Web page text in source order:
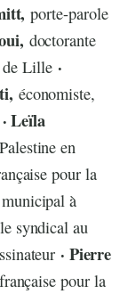
porte-parole
doctorante
de Lille ·
économiste,
· Leïla
en
pour la
à
syndical au
· Pierre
pour la